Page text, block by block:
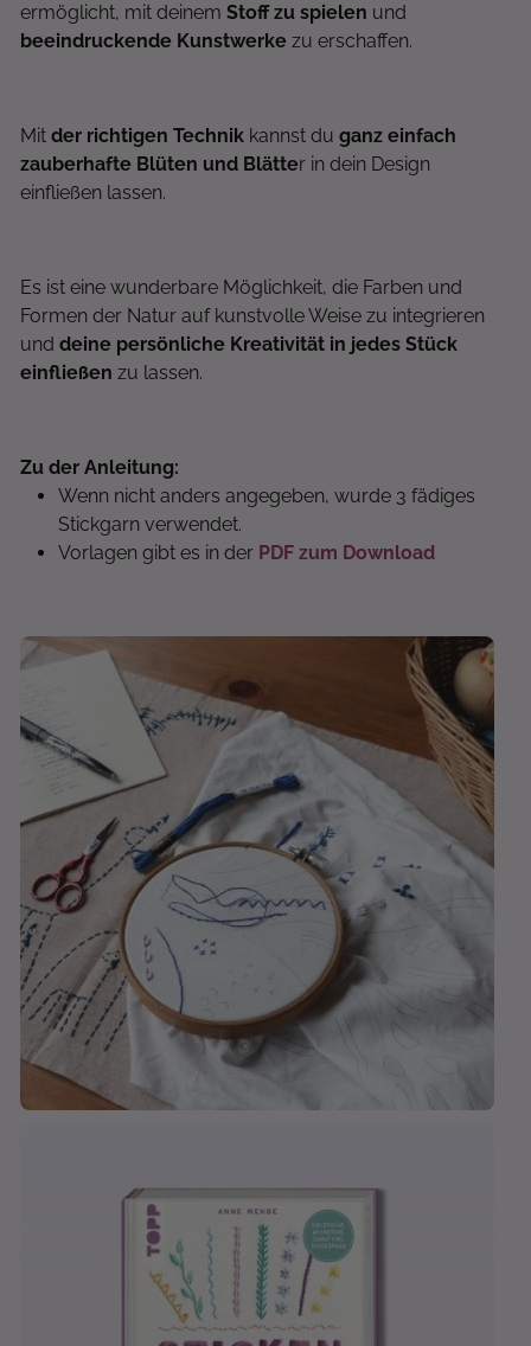
ermöglicht, mit deinem Stoff zu spielen und
beeindruckende Kunstwerke zu erschaffen.
Mit der richtigen Technik kannst du ganz einfach
zauberhafte Blüten und Blätter in dein Design
einfließen lassen.
Es ist eine wunderbare Möglichkeit, die Farben und
Formen der Natur auf kunstvolle Weise zu integrieren
und deine persönliche Kreativität in jedes Stück
einfließen zu lassen.
Zu der Anleitung:
Wenn nicht anders angegeben, wurde 3 fädiges
Stickgarn verwendet.
Vorlagen gibt es in der PDF zum Download